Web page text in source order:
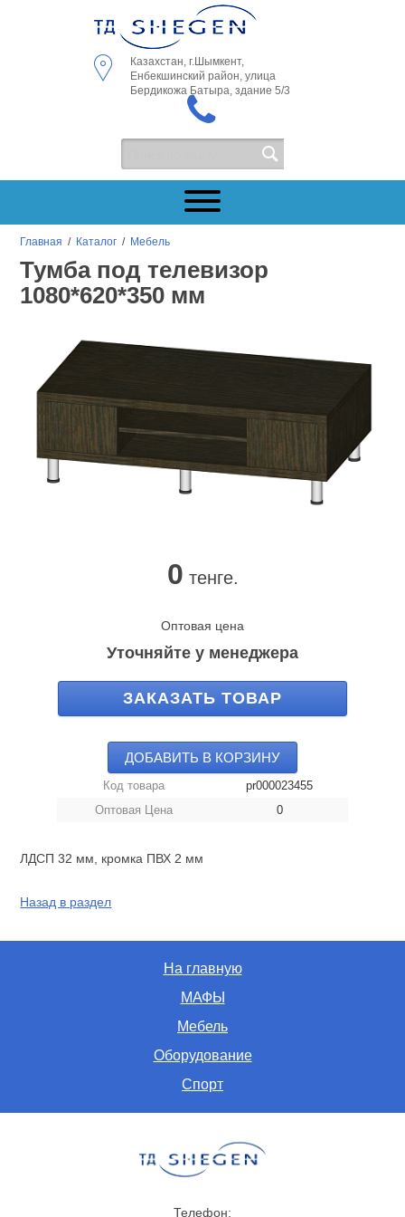
Казахстан, г.Шымкент,
Енбекшинский район, улица
Бердикожа Батыра, здание 5/3
Главная / Каталог / Мебель
Тумба под телевизор
1080*620*350 мм
0 тенге.
Оптовая цена
Уточняйте у менеджера
ЗАКАЗАТЬ ТОВАР
ДОБАВИТЬ В КОРЗИНУ
Код товара
pr000023455
Оптовая Цена
0
ЛДСП 32 мм, кромка ПВХ 2 мм
Назад в раздел
На главную
МАФЫ
Мебель
Оборудование
Спорт
Телефон: